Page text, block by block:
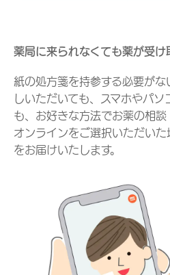
薬局に来られなくても薬が受け
紙の処方箋を持参する必要がな
しいただいても、スマホやパ
も、お好きな方法でお薬の相談
オンラインをご選択いただい
をお届けいたします。